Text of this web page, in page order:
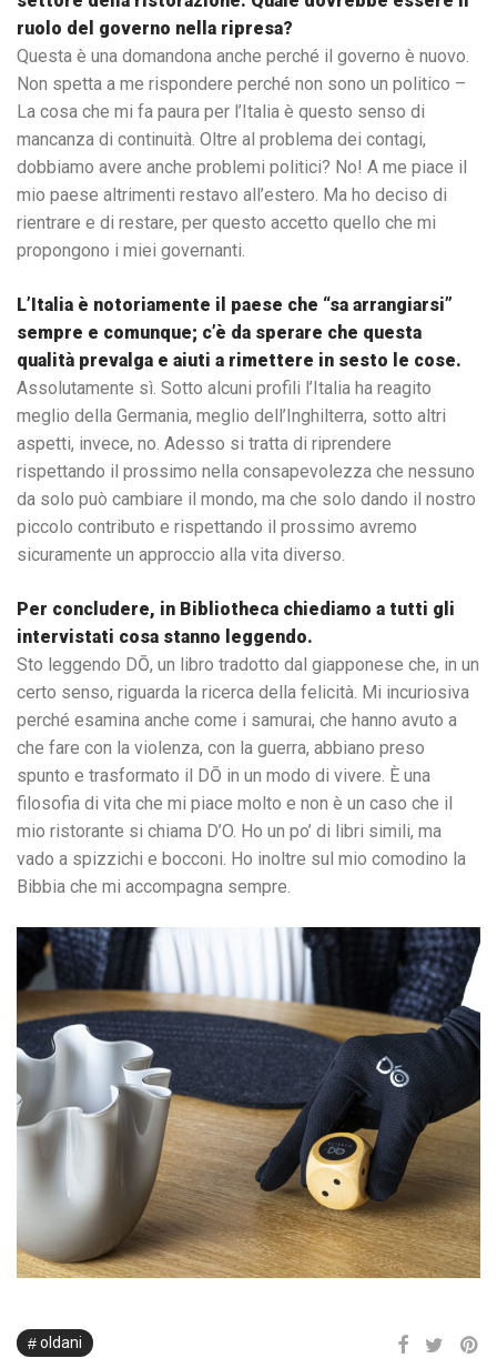
ruolo del governo nella ripresa?
Questa è una domandona anche perché il governo è nuovo.
Non spetta a me rispondere perché non sono un politico –
La cosa che mi fa paura per l’Italia è questo senso di
mancanza di continuità. Oltre al problema dei contagi,
dobbiamo avere anche problemi politici? No! A me piace il
mio paese altrimenti restavo all’estero. Ma ho deciso di
rientrare e di restare, per questo accetto quello che mi
propongono i miei governanti.
L’Italia è notoriamente il paese che “sa arrangiarsi”
sempre e comunque; c’è da sperare che questa
qualità prevalga e aiuti a rimettere in sesto le cose.
Assolutamente sì. Sotto alcuni profili l’Italia ha reagito
meglio della Germania, meglio dell’Inghilterra, sotto altri
aspetti, invece, no. Adesso si tratta di riprendere
rispettando il prossimo nella consapevolezza che nessuno
da solo può cambiare il mondo, ma che solo dando il nostro
piccolo contributo e rispettando il prossimo avremo
sicuramente un approccio alla vita diverso.
Per concludere, in Bibliotheca chiediamo a tutti gli
intervistati cosa stanno leggendo.
Sto leggendo DŌ, un libro tradotto dal giapponese che, in un
certo senso, riguarda la ricerca della felicità. Mi incuriosiva
perché esamina anche come i samurai, che hanno avuto a
che fare con la violenza, con la guerra, abbiano preso
spunto e trasformato il DŌ in un modo di vivere. È una
filosofia di vita che mi piace molto e non è un caso che il
mio ristorante si chiama D’O. Ho un po’ di libri simili, ma
vado a spizzichi e bocconi. Ho inoltre sul mio comodino la
Bibbia che mi accompagna sempre.
oldani